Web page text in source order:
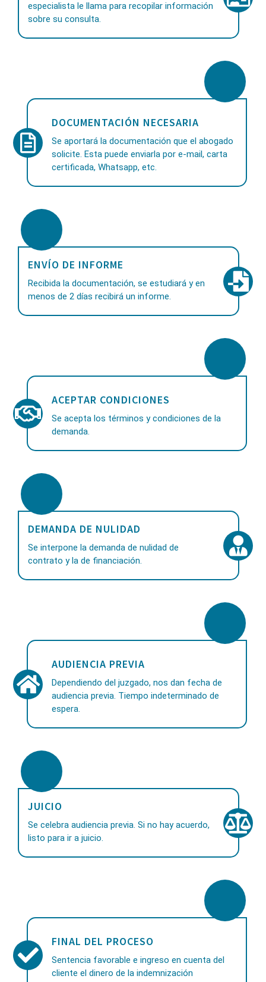
especialista le llama para recopilar información
sobre su consulta.
DOCUMENTACIÓN NECESARIA
Se aportará la documentación que el abogado
solicite. Esta puede enviarla por e-mail, carta
certificada, Whatsapp, etc.
ENVÍO DE INFORME
Recibida la documentación, se estudiará y en
menos de 2 días recibirá un informe.
ACEPTAR CONDICIONES
Se acepta los términos y condiciones de la
demanda.
DEMANDA DE NULIDAD
Se interpone la demanda de nulidad de
contrato y la de financiación.
AUDIENCIA PREVIA
Dependiendo del juzgado, nos dan fecha de
audiencia previa. Tiempo indeterminado de
espera.
JUICIO
Se celebra audiencia previa. Si no hay acuerdo,
listo para ir a juicio.
FINAL DEL PROCESO
Sentencia favorable e ingreso en cuenta del
cliente el dinero de la indemnización